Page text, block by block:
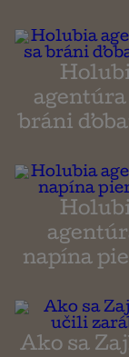
bráni
napína
Ako sa